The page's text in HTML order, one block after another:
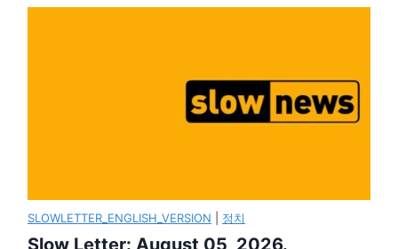
SLOWLETTER_ENGLISH_VERSION 정치
Slow Letter: August 05, 2026.